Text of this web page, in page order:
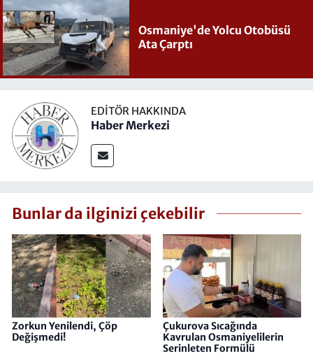
Osmaniye'de Yolcu Otobüsü
Ata Çarptı
EDITÖR HAKKINDA
Haber Merkezi
Bunlar da ilginizi çekebilir
Zorkun Yenilendi, Çöp
Değişmedi!
Çukurova Sıcağında
Kavrulan Osmaniyelilerin
Serinleten Formülü